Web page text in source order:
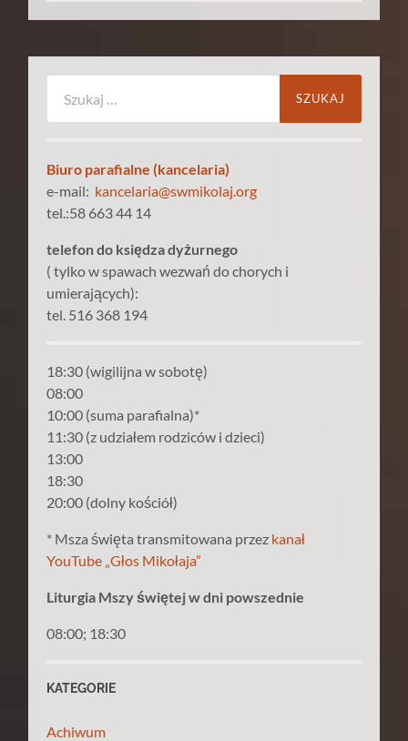
Biuro parafialne (kancelaria)
e-mail: kancelaria@swmikolaj.org
tel.:58 663 44 14
telefon do księdza dyżurnego
( tylko w spawach wezwań do chorych i
umierających):
tel. 516 368 194
18:30 (wigilijna w sobotę)
08:00
10:00 (suma parafialna)*
11:30 (z udziałem rodziców i dzieci)
13:00
18:30
20:00 (dolny kościół)
* Msza święta transmitowana przez kanał
YouTube „Głos Mikołaja”
Liturgia Mszy świętej w dni powszednie
08:00; 18:30
KATEGORIE
Achiwum